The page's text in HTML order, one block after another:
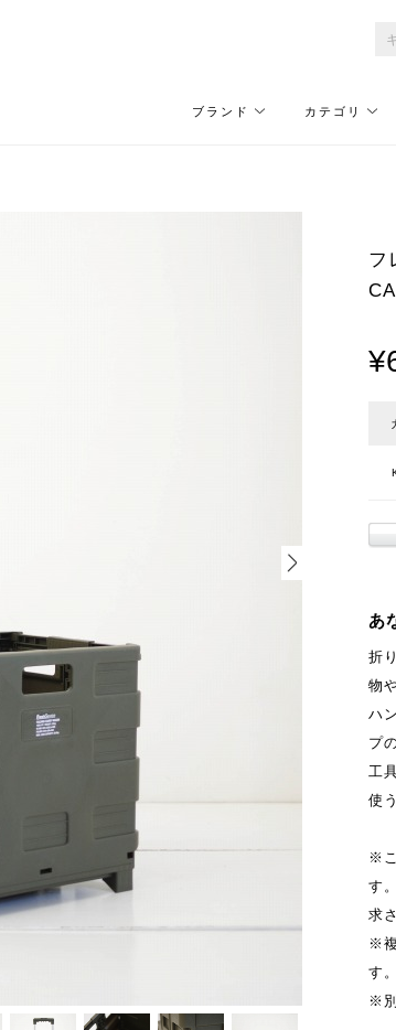
ブランド カテゴリ
フ
あ
折
物
ハ
プ
工
使
※
す
求
※
す。
※